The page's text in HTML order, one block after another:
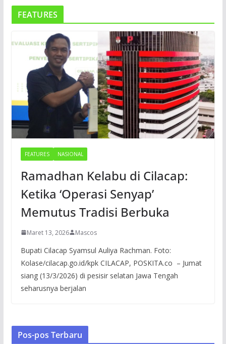
FEATURES
FEATURES NASIONAL
Ramadhan Kelabu di Cilacap:
Ketika ‘Operasi Senyap’
Memutus Tradisi Berbuka
Maret 13, 2026 Mascos
Bupati Cilacap Syamsul Auliya Rachman. Foto:
Kolase/cilacap.go.id/kpk CILACAP, POSKITA.co – Jumat
siang (13/3/2026) di pesisir selatan Jawa Tengah
seharusnya berjalan
Pos-pos Terbaru